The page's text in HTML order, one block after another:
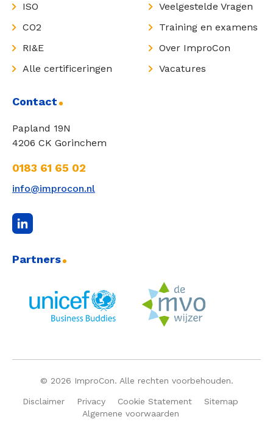
ISO
CO2
RI&E
Alle certificeringen
Veelgestelde Vragen
Training en examens
Over ImproCon
Vacatures
Contact
Papland 19N
4206 CK Gorinchem
0183 61 65 02
info@improcon.nl
Partners
© 2026 ImproCon. Alle rechten voorbehouden.
Disclaimer Privacy Cookie Statement
Sitemap
Algemene voorwaarden